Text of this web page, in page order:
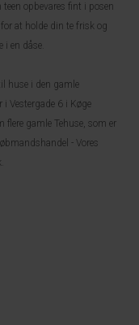
opbevares fint i posen
at holde din te frisk og
en dåse.
huse i den gamle
Vestergade 6 i Køge
gamle Tehuse, som er
- Vores